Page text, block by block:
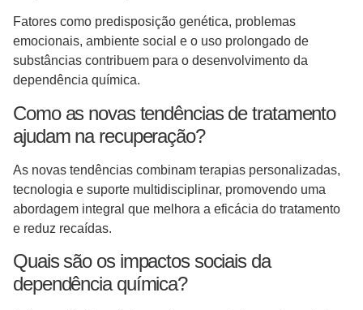
Fatores como predisposição genética, problemas
emocionais, ambiente social e o uso prolongado de
substâncias contribuem para o desenvolvimento da
dependência química.
Como as novas tendências de tratamento
ajudam na recuperação?
As novas tendências combinam terapias personalizadas,
tecnologia e suporte multidisciplinar, promovendo uma
abordagem integral que melhora a eficácia do tratamento
e reduz recaídas.
Quais são os impactos sociais da
dependência química?